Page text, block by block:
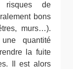
risques de
bons
murs…).
quantité
la fuite
Il est alors